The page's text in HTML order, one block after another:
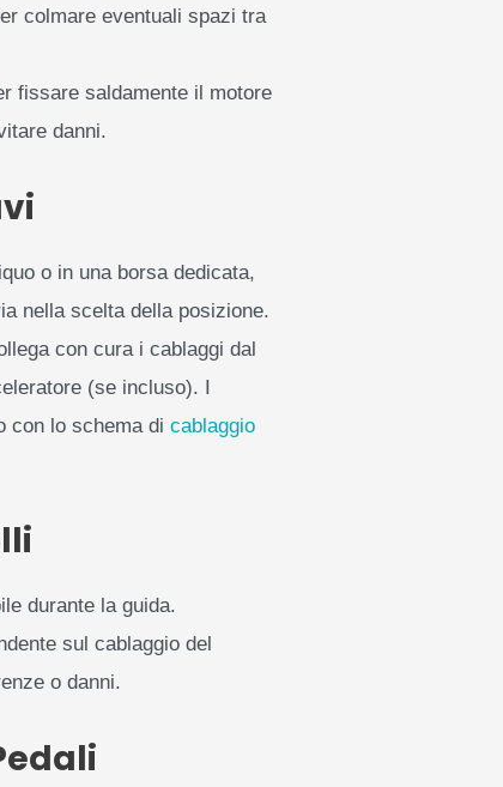
colmare eventuali spazi tra
fissare saldamente il motore
danni.
o in una borsa dedicata,
nella scelta della posizione.
con cura i cablaggi dal
(se incluso). I
con lo schema di cablaggio
durante la guida.
sul cablaggio del
o danni.